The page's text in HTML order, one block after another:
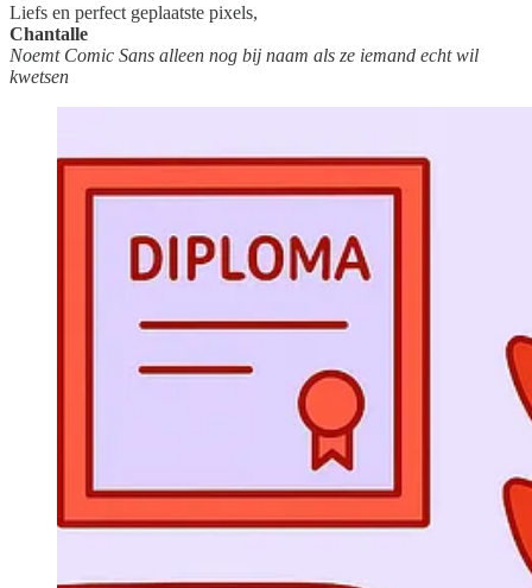
Liefs en perfect geplaatste pixels,
Chantalle
Noemt Comic Sans alleen nog bij naam als ze iemand echt wil
kwetsen